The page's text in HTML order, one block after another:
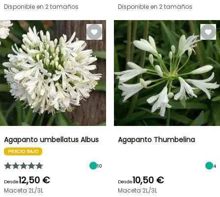
Disponible en 2 tamaños
Disponible en 2 tamaños
Agapanto umbellatus Albus
PRECIO BAJO
10
Desde12,50 €
Maceta 2L/3L
Agapanto Thumbelina
4
Desde10,50 €
Maceta 2L/3L